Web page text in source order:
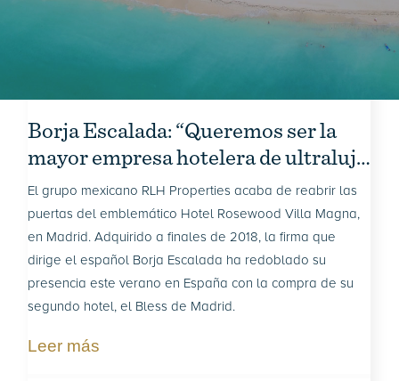
Borja Escalada: “Queremos ser la
mayor empresa hotelera de ultralujo
del mundo”
El grupo mexicano RLH Properties acaba de reabrir las
puertas del emblemático Hotel Rosewood Villa Magna,
en Madrid. Adquirido a finales de 2018, la firma que
dirige el español Borja Escalada ha redoblado su
presencia este verano en España con la compra de su
segundo hotel, el Bless de Madrid.
Leer más